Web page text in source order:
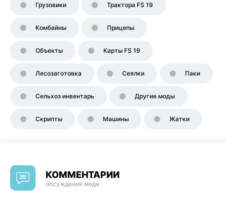
Грузовики Трактора FS 19
Комбайны Прицепы
Объекты Карты FS 19
Лесозаготовка Сеялки Паки
Сельхоз инвентарь Другие моды
Скрипты Машины Жатки
КОММЕНТАРИИ
обсуждения мода